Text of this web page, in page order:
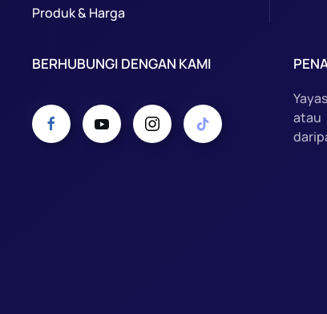
Produk & Harga
BERHUBUNGI DENGAN KAMI
atau